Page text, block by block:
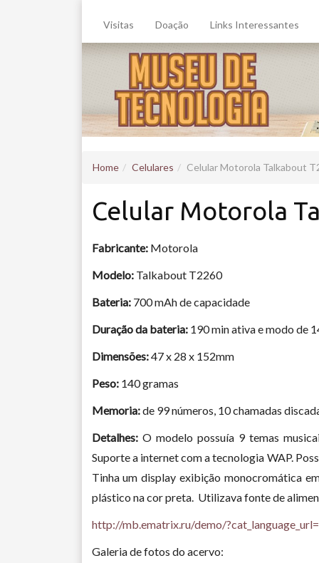
Visitas Doação Links Interessantes
Home Celulares Celular Motorola Talkabout
Celular Motorola
Fabricante:Motorola
Modelo:Talkabout T2260
Bateria:700 mAh de capacidade
Duração da bateria:190 min ativa e modo de
Dimensões:47 x 28 x 152mm
Peso:140 gramas
Memoria:de 99 números, 10 chamadas
Detalhes:O modelo possuía 9 temas
Suporte a internet com a tecnologia WAP.
Tinha um display exibição monocromática
plástico na cor preta. Utilizava fonte de
http://mb.ematrix.ru/demo/
Galeria de fotos do acervo: